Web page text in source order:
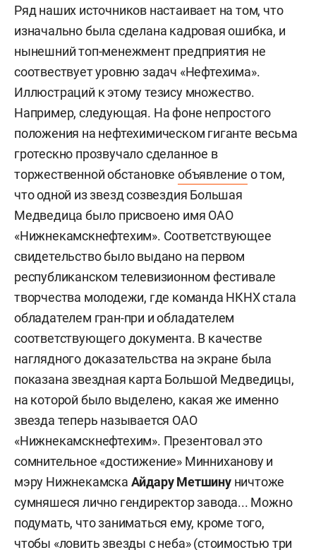
Ряд наших источников настаивает на том, что
изначально была сделана кадровая ошибка, и
нынешний топ-менежмент предприятия не
соотвествует уровню задач «Нефтехима».
Иллюстраций к этому тезису множество.
Например, следующая. На фоне непростого
положения на нефтехимическом гиганте весьма
гротескно прозвучало сделанное в
торжественной обстановкеобъявление о том,
что одной из звезд созвездия Большая
Медведица было присвоено имя ОАО
«Нижнекамскнефтехим». Соответствующее
свидетельство было выдано на первом
республиканском телевизионном фестивале
творчества молодежи, где команда НКНХ стала
обладателем гран-при и обладателем
соответствующего документа. В качестве
наглядного доказательства на экране была
показана звездная карта Большой Медведицы,
на которой было выделено, какая же именно
звезда теперь называется ОАО
«Нижнекамскнефтехим». Презентовал это
сомнительное «достижение» Минниханову и
мэру Нижнекамска Айдару Метшинуничтоже
сумняшеся лично гендиректор завода... Можно
подумать, что заниматься ему, кроме того,
чтобы «ловить звезды с неба» (стоимостью три